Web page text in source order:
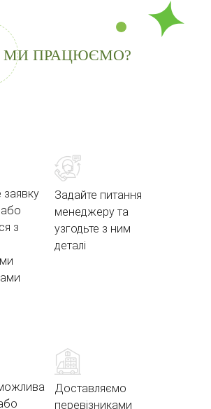
МИ ПРАЦЮЄМО?
або
з
Задайте питання
менеджеру та
узгодьте з ним
деталі
Доставляємо
перевізниками